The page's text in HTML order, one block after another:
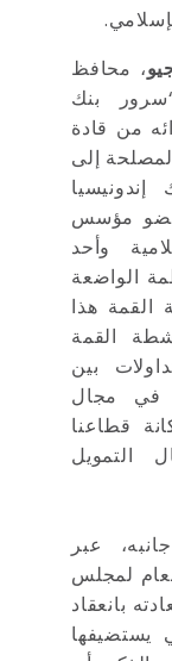
، محافظ
بنك
من قادة
إلى
مؤسس
وأحد
الواضعة
القمة هذا
القمة
بين
في مجال
قطاعنا
التمويل
عبر
لمجلس
بانعقاد
يستضيفها